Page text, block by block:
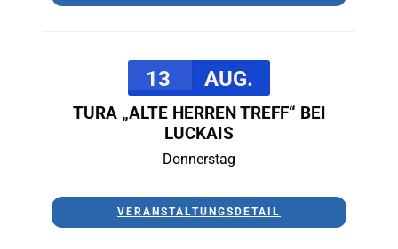
13 AUG.
TURA „ALTE HERREN TREFF“ BEI
LUCKAIS
Donnerstag
VERANSTALTUNGSDETAIL